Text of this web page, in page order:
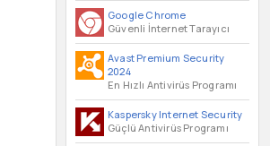
Google Chrome
Güvenli İnternet Tarayıcı
Avast Premium Security
2024
En Hızlı Antivirüs Programı
Kaspersky Internet Security
Güçlü Antivirüs Programı